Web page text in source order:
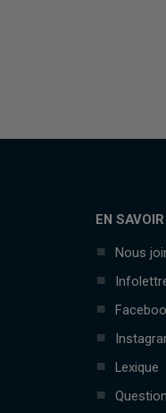
EN
Nous
Lexique